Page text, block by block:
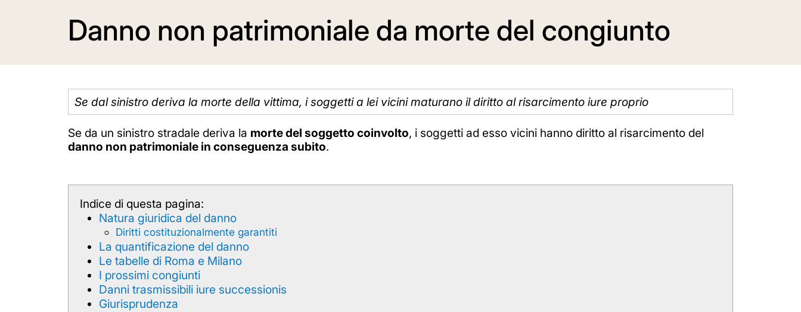
Danno non patrimoniale da morte del congiunto
Se dal sinistro deriva la morte della vittima, i soggetti a lei vicini maturano il diritto al risarcimento iure proprio
Se da un sinistro stradale deriva la morte del soggetto coinvolto, i soggetti ad esso vicini hanno diritto al risarcimento del
danno non patrimoniale in conseguenza subito.
Indice di questa pagina:
Natura giuridica del danno
Diritti costituzionalmente garantiti
La quantificazione del danno
Le tabelle di Roma e Milano
I prossimi congiunti
Danni trasmissibili iure successionis
Giurisprudenza